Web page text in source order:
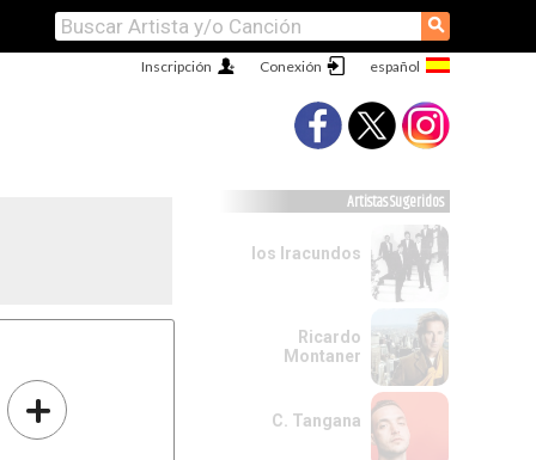
⚲
Conexión
Inscripción
+
Artistas Sugeridos
los Iracundos
Ricardo
Montaner
C. Tangana